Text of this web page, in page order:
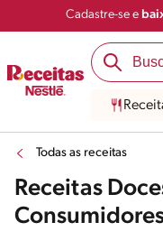
Cadastre-se e
Todas as receitas
Receitas